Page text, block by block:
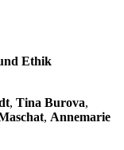
Ethik
, Tina Burova,
, Annemarie